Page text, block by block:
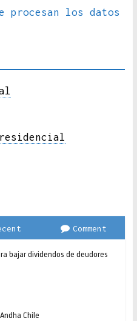
procesan los datos
Comment
bajar dividendos de deudores
Chile